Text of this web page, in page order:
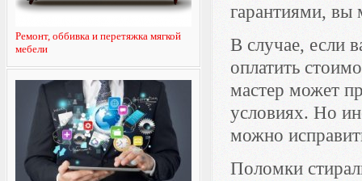
Ремонт, оббивка и перетяжка мягкой
мебели
гарантиями, вы
В случае, если
оплатить
мастер может
условиях. Но
можно
Поломки